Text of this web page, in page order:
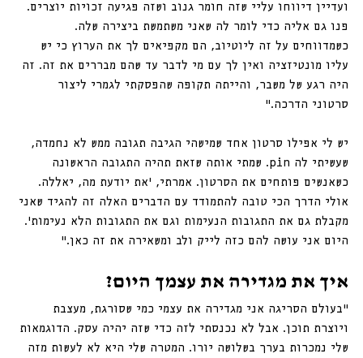
ועדיין דיווחו עליי שזה חומר גנוב ושזה פגיעה זכויות יוצרים.
פנו גם אליה כדי לומר לה שאני משתמשת ביצירה שלה.
כשמדווחים על זה ליוטיוב, הם מקפיאים לך את הערוץ כי יש
עליו מונטיזציה ואין לך עם מי לדבר עד שהם מבררים את זה. זה
היה רגע של משבר, והייתה תקופה שהפסקתי לגמרי ליצור
סרטוני הדרכה.”
יש לי אפילו סרטון אחד שמישהי הגיבה תגובה ממש לא נחמדה,
שעשיתי לה pin. שמתי אותה שזאת תהיה התגובה הראשונה
כשאנשים פותחים את הסרטון. אמרתי, ׳את יודעת מה, יאללה.
אולי הדרך הכי טובה להתמודד עם הדברים האלה זה להגיד שאני
מקבלת גם את התגובות הנעימות וגם את התגובות הלא נעימות׳.
היום אני עושה להם כזה לייק ולב ומשאירה את זה כאן.״
איך את מגדירה את עצמך היום?
“בעולם הסריגה אני מגדירה את עצמי כמי שסורגת, מעצבת
ויוצרת תוכן. אבל לא נכנסתי לזה כדי שזה יהיה עסק. הדוגמאות
שלי נמכרות בערך בשלושה יורו. המטרה שלי היא לא לעשות מזה